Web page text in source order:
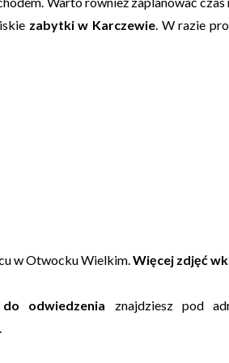
zabytki w Karczewie. W razie
w Otwocku Wielkim.Więcej zdjęć
odwiedzenia znajdziesz pod
.